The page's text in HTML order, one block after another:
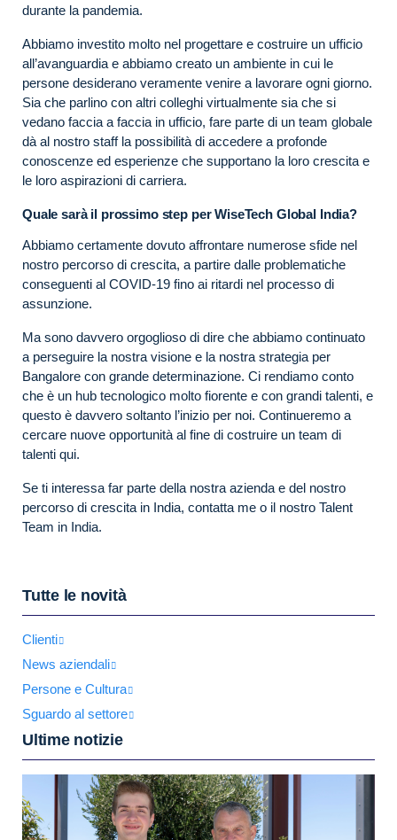
durante la pandemia.
Abbiamo investito molto nel progettare e costruire un ufficio
all’avanguardia e abbiamo creato un ambiente in cui le
persone desiderano veramente venire a lavorare ogni giorno.
Sia che parlino con altri colleghi virtualmente sia che si
vedano faccia a faccia in ufficio, fare parte di un team globale
dà al nostro staff la possibilità di accedere a profonde
conoscenze ed esperienze che supportano la loro crescita e
le loro aspirazioni di carriera.
Quale sarà il prossimo step per WiseTech Global India?
Abbiamo certamente dovuto affrontare numerose sfide nel
nostro percorso di crescita, a partire dalle problematiche
conseguenti al COVID-19 fino ai ritardi nel processo di
assunzione.
Ma sono davvero orgoglioso di dire che abbiamo continuato
a perseguire la nostra visione e la nostra strategia per
Bangalore con grande determinazione. Ci rendiamo conto
che è un hub tecnologico molto fiorente e con grandi talenti, e
questo è davvero soltanto l’inizio per noi. Continueremo a
cercare nuove opportunità al fine di costruire un team di
talenti qui.
Se ti interessa far parte della nostra azienda e del nostro
percorso di crescita in India, contatta me o il nostro Talent
Team in India.
Tutte le novità
Clienti
News aziendali
Persone e Cultura
Sguardo al settore
Ultime notizie